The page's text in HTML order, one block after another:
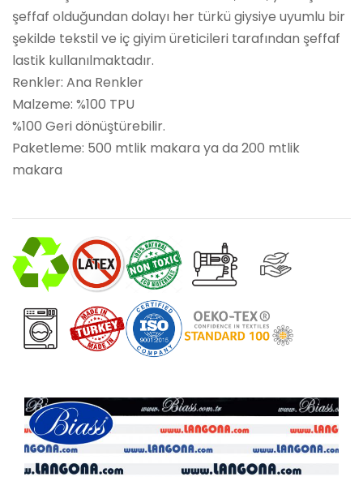
şeffaf olduğundan dolayı her türkü giysiye uyumlu bir
şekilde tekstil ve iç giyim üreticileri tarafından şeffaf
lastik kullanılmaktadır.
Renkler: Ana Renkler
Malzeme: %100 TPU
%100 Geri dönüştürebilir.
Paketleme: 500 mtlik makara ya da 200 mtlik
makara